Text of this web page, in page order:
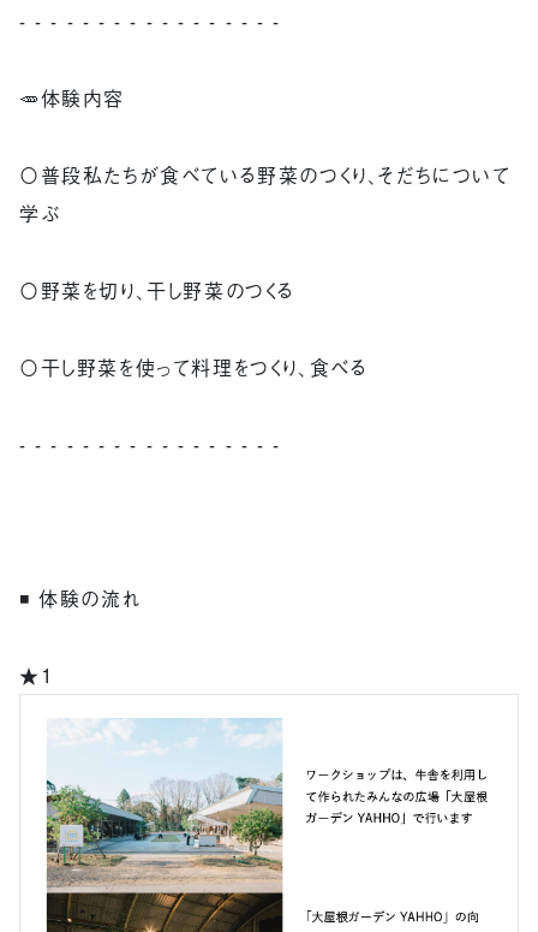
- - - - - - - - - - - - - - - - -
🥕体験内容
〇普段私たちが食べている野菜のつくり、そだちについて
学ぶ
〇野菜を切り、干し野菜のつくる
〇干し野菜を使って料理をつくり、食べる
- - - - - - - - - - - - - - - - -
◾️ 体験の流れ
★1